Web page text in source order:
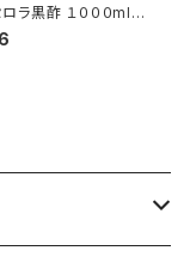
ラ黒酢 １０００ml｜
黒酢と濃縮アセロラ
ンド｜霧島黒酢